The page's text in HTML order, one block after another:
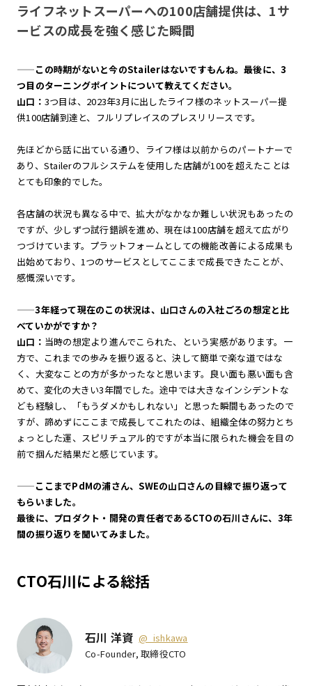
ライフネットスーパーへの100店舗提供は、1サ
ービスの成長を強く感じた瞬間
——この時期がないと今のStailerはないですもんね。最後に、3
つ目のターニングポイントについて教えてください。
山口： 3つ目は、2023年3月に出したライフ様のネットスーパー提
供100店舗到達と、フルリプレイスのプレスリリースです。
先ほどから話に出ている通り、ライフ様は以前からのパートナーで
あり、Stailerのフルシステムを使用した店舗が100を超えたことは
とても印象的でした。
各店舗の状況も異なる中で、拡大がなかなか難しい状況もあったの
ですが、少しずつ試行錯誤を進め、現在は100店舗を超えて広がり
つづけています。プラットフォームとしての機能改善による成果も
出始めており、1つのサービスとしてここまで成長できたことが、
感慨深いです。
——3年経って現在のこの状況は、山口さんの入社ごろの想定と比
べていかがですか？
山口： 当時の想定より進んでこられた、という実感があります。一
方で、これまでの歩みを振り返ると、決して簡単で楽な道ではな
く、大変なことの方が多かったなと思います。良い面も悪い面も含
めて、変化の大きい3年間でした。途中では大きなインシデントな
ども経験し、「もうダメかもしれない」と思った瞬間もあったので
すが、諦めずにここまで成長してこれたのは、組織全体の努力とち
ょっとした運、スピリチュアル的ですが本当に限られた機会を目の
前で掴んだ結果だと感じています。
——ここまでPdMの浦さん、SWEの山口さんの目線で振り返って
もらいました。
最後に、プロダクト・開発の責任者であるCTOの石川さんに、3年
間の振り返りを聞いてみました。
CTO石川による総括
石川 洋資 @_ishkawa
Co-Founder, 取締役CTO